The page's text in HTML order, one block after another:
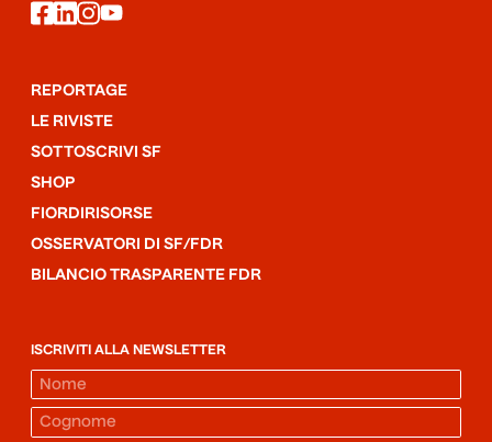
facebook
linkedin
instagram
youtube
REPORTAGE
LE RIVISTE
SOTTOSCRIVI SF
SHOP
FIORDIRISORSE
OSSERVATORI DI SF/FDR
BILANCIO TRASPARENTE FDR
ISCRIVITI ALLA NEWSLETTER